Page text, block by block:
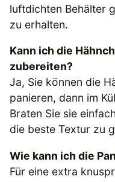
luftdichten Behälter
zu erhalten.
Kann ich die
zubereiten?
Ja, Sie können die
panieren, dann im
Braten Sie sie
die beste Textur zu
Wie kann ich die
Für eine extra